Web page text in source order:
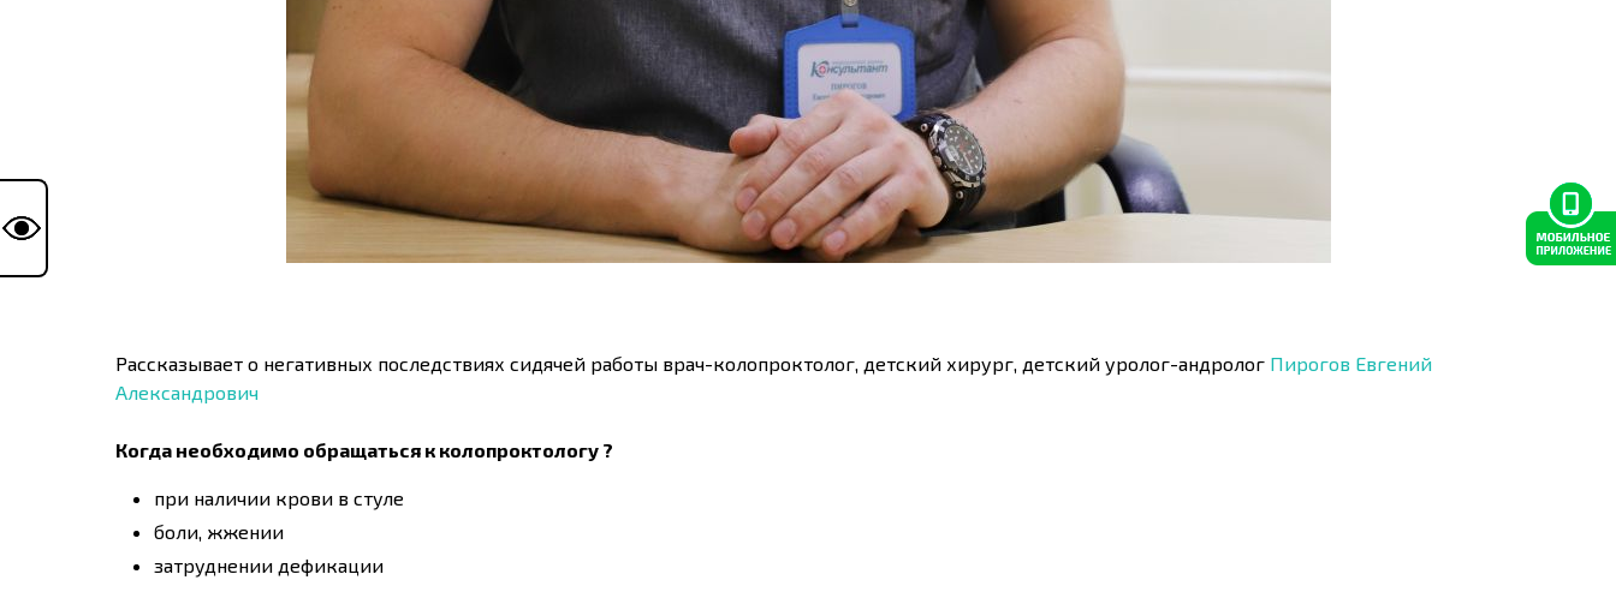
Рассказывает о негативных последствиях сидячей работы врач-колопроктолог, детский хирург, детский уролог-андролог Пирогов Евгений
Александрович
Когда необходимо обращаться к колопроктологу ?
при наличии крови в стуле
боли, жжении
затруднении дефикации